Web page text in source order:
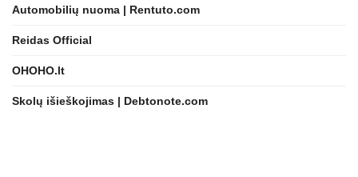
Automobilių nuoma | Rentuto.com
Reidas Official
OHOHO.lt
Skolų išieškojimas | Debtonote.com